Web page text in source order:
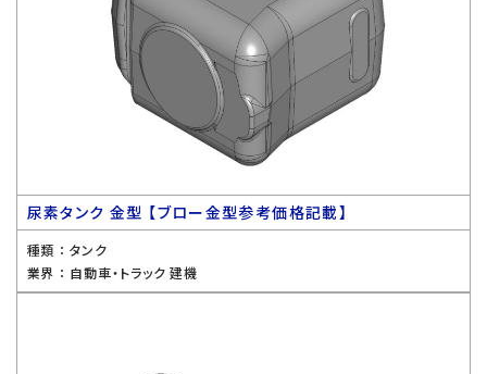
尿素タンク 金型 【ブロー金型参考価格記載】
種類 ： タンク
業界 ： 自動車・トラック 建機